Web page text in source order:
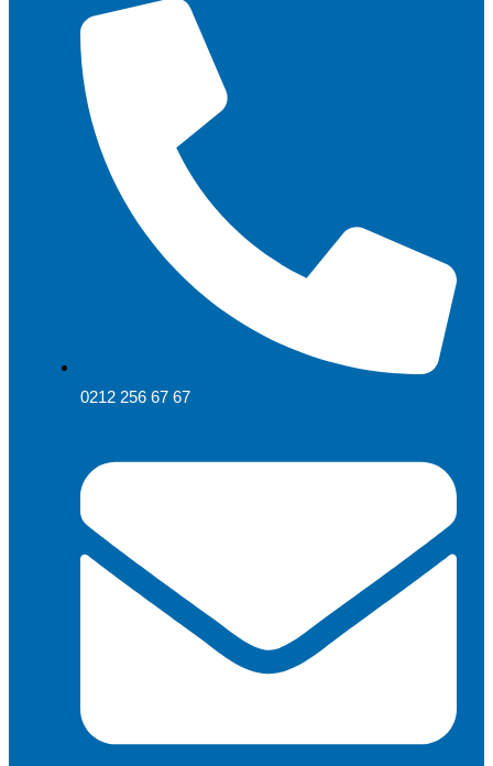
0212 256 67 67